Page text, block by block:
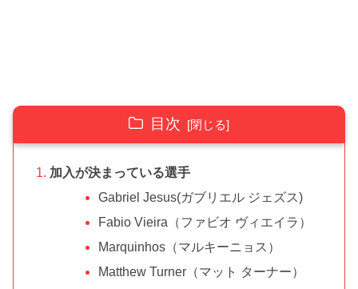
目次
加入が決まっている選手
Gabriel Jesus(ガブリエル ジェズス)
Fabio Vieira（ファビオ ヴィエイラ）
Marquinhos（マルキーニョス）
Matthew Turner（マット ターナー）